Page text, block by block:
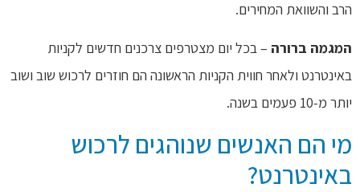
הרב והשוואת המחירים.
המגמה ברורה – בכל יום מצטרפים צרכנים חדשים לקניות
באינטרנט ולאחר חווית הקניות הראשונה הם חוזרים לרכוש שוב ושוב
יותר מ-10 פעמים בשנה.
מי הם האנשים שנוהגים לרכוש
באינטרנט?